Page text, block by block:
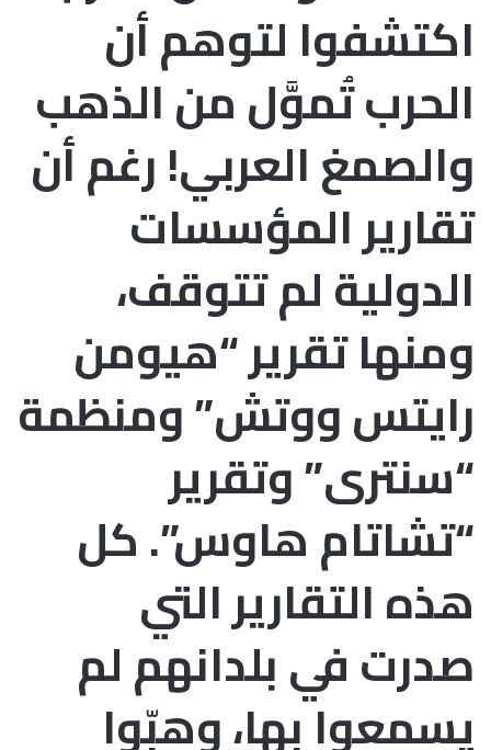
اكتشفوا لتوهم أن
الحرب تُموَّل من الذهب
والصمغ العربي! رغم أن
تقارير المؤسسات
الدولية لم تتوقف،
ومنها تقرير “هيومن
رايتس ووتش” ومنظمة
“سنترى” وتقرير
“تشاتام هاوس”. كل
هذه التقارير التي
صدرت في بلدانهم لم
يسمعوا بها، وهبّوا